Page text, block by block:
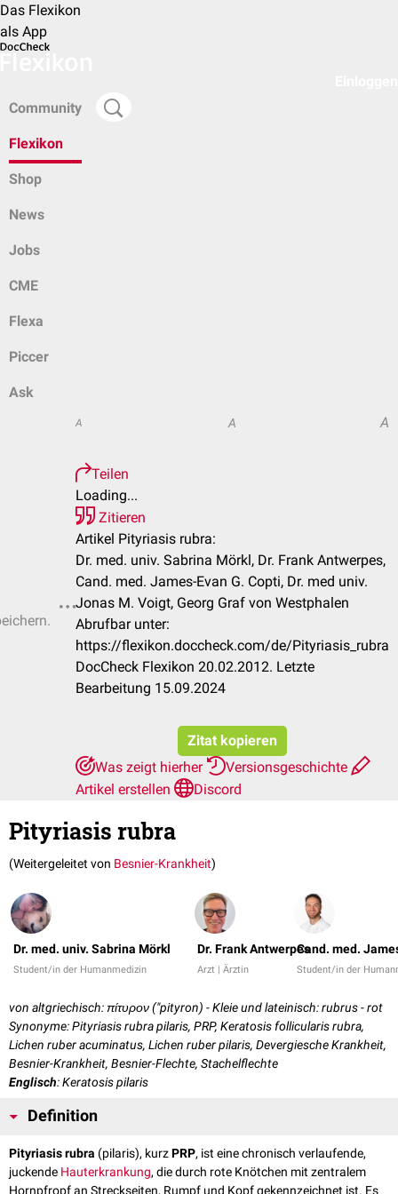
Das Flexikon
als App
Community
Flexikon
Shop
News
Jobs
CME
Flexa
Piccer
Ask
A A A
Teilen
Loading...
Zitieren
Artikel Pityriasis rubra:
Dr. med. univ. Sabrina Mörkl, Dr. Frank Antwerpes,
Cand. med. James-Evan G. Copti, Dr. med univ.
Jonas M. Voigt, Georg Graf von Westphalen
Abrufbar unter:
https://flexikon.doccheck.com/de/Pityriasis_rubra
DocCheck Flexikon 20.02.2012. Letzte
Bearbeitung 15.09.2024
Zitat kopieren
Was zeigt hierher
Versionsgeschichte
Artikel erstellen
Discord
Pityriasis rubra
(Weitergeleitet von Besnier-Krankheit)
Dr. med. univ. Sabrina Mörkl
Student/in der Humanmedizin
Dr. Frank Antwerpes
Arzt | Ärztin
Cand. med.
Student/in der
von altgriechisch: πίτυρον ("pityron) - Kleie und lateinisch: rubrus - rot
Synonyme: Pityriasis rubra pilaris, PRP, Keratosis follicularis rubra,
Lichen ruber acuminatus, Lichen ruber pilaris, Devergiesche Krankheit,
Besnier-Krankheit, Besnier-Flechte, Stachelflechte
Englisch: Keratosis pilaris
Definition
Pityriasis rubra (pilaris), kurzPRP, ist eine chronisch verlaufende,
juckende Hauterkrankung, die durch rote Knötchen mit zentralem
Hornpfropf an Streckseiten, Rumpf und Kopf gekennzeichnet ist. Es